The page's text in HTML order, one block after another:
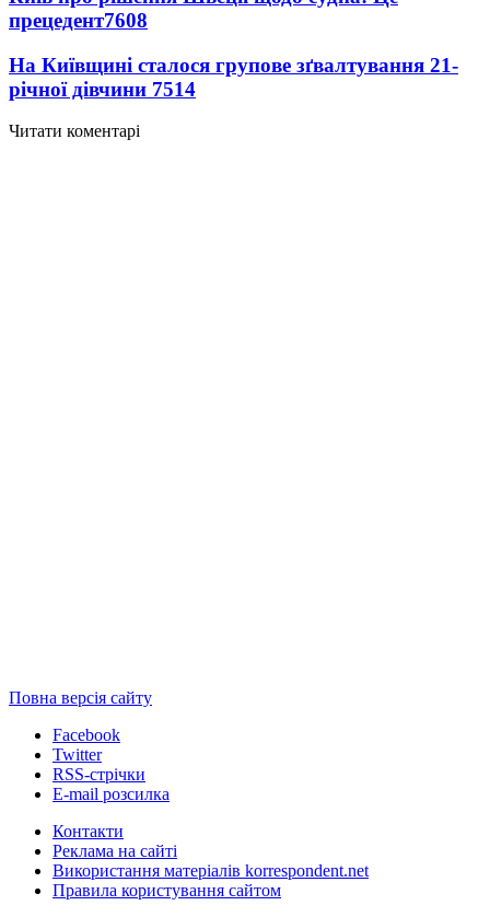
прецедент7608
На Київщині сталося групове зґвалтування 21-
річної дівчини 7514
Читати коментарі
Повна версія сайту
Facebook
Twitter
RSS-стрічки
E-mail розсилка
Контакти
Реклама на сайті
Використання матеріалів korrespondent.net
Правила користування сайтом